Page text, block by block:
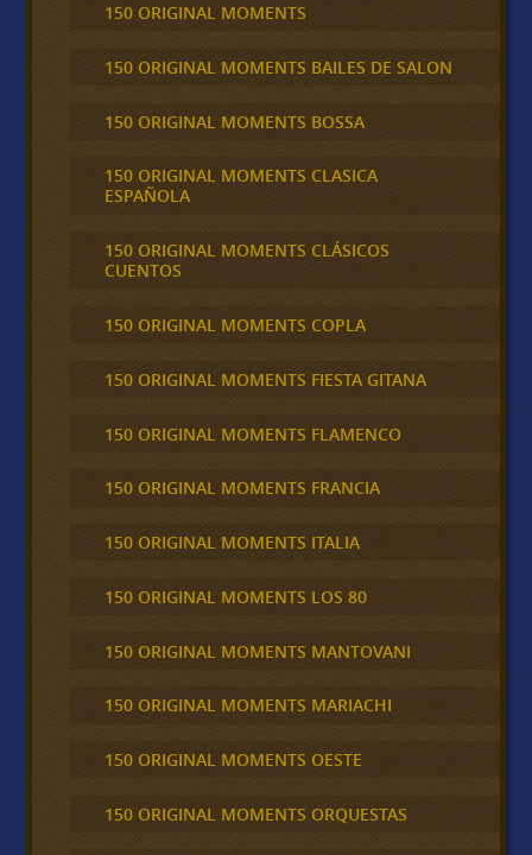
150 ORIGINAL MOMENTS
150 ORIGINAL MOMENTS BAILES DE SALON
150 ORIGINAL MOMENTS BOSSA
150 ORIGINAL MOMENTS CLASICA
ESPAÑOLA
150 ORIGINAL MOMENTS CLÁSICOS
CUENTOS
150 ORIGINAL MOMENTS COPLA
150 ORIGINAL MOMENTS FIESTA GITANA
150 ORIGINAL MOMENTS FLAMENCO
150 ORIGINAL MOMENTS FRANCIA
150 ORIGINAL MOMENTS ITALIA
150 ORIGINAL MOMENTS LOS 80
150 ORIGINAL MOMENTS MANTOVANI
150 ORIGINAL MOMENTS MARIACHI
150 ORIGINAL MOMENTS OESTE
150 ORIGINAL MOMENTS ORQUESTAS